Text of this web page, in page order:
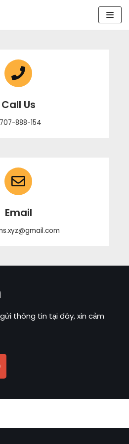
Call Us
888-154
Email
thông tin tại đây, xin cảm